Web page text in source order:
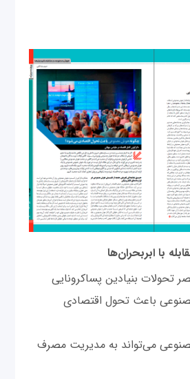
با ابربحران‌ها
تحولات بنیادین پساکرونایی
باعث تحول اقتصادی
می‌تواند به مدیریت مصرف